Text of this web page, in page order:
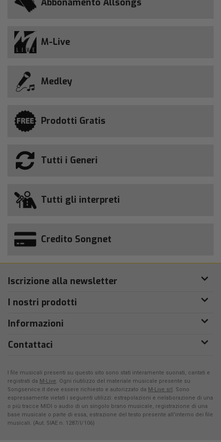
Abbonamento Allsongs
M-Live
Medley
Prodotti Gratis
Tutti i Generi
Tutti gli interpreti
Credito Songnet
Iscrizione alla newsletter
I nostri prodotti
Informazioni
Contattaci
I file musicali presenti su questo sito sono stati interamente suonati, cantati e
registrati da M-Live. Ogni riutilizzo del materiale musicale presente su
Songservice.it deve essere richiesto e autorizzato da M-Live srl. Sono
espressamente vietati i seguenti utilizzi: estrapolazioni e rielaborazione di una
o più tracce MIDI o audio di un singolo brano musicale, registrazione di una
base musicale o parte di essa, estrazione del testo presente all'interno dei file
musicali. (Aut. SIAE n. 1287/I/106)